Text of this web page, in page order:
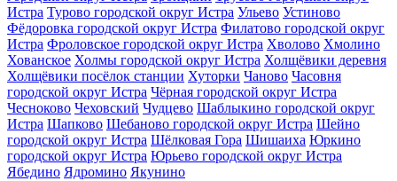
Истра Турово городской округ Истра Ульево Устиново
Фёдоровка городской округ Истра Филатово городской округ
Истра Фроловское городской округ Истра Хволово Хмолино
Хованское Холмы городской округ Истра Холщёвики деревня
Холщёвики посёлок станции Хуторки Чаново Часовня
городской округ Истра Чёрная городской округ Истра
Чесноково Чеховский Чудцево Шаблыкино городской округ
Истра Шапково Шебаново городской округ Истра Шейно
городской округ Истра Шёлковая Гора Шишаиха Юркино
городской округ Истра Юрьево городской округ Истра
Ябедино Ядромино Якунино